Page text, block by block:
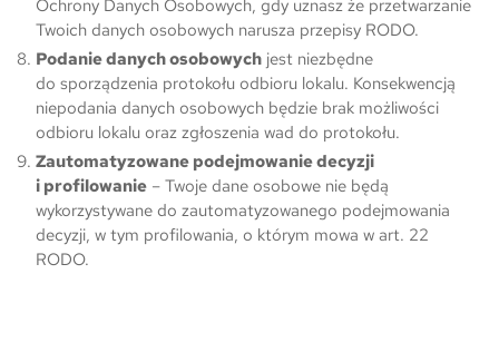
Ochrony Danych Osobowych, gdy uznasz że przetwarzanie
Twoich danych osobowych narusza przepisy RODO.
Podanie danych osobowych jest niezbędne
do sporządzenia protokołu odbioru lokalu. Konsekwencją
niepodania danych osobowych będzie brak możliwości
odbioru lokalu oraz zgłoszenia wad do protokołu.
Zautomatyzowane podejmowanie decyzji
i profilowanie – Twoje dane osobowe nie będą
wykorzystywane do zautomatyzowanego podejmowania
decyzji, w tym profilowania, o którym mowa w art. 22
RODO.